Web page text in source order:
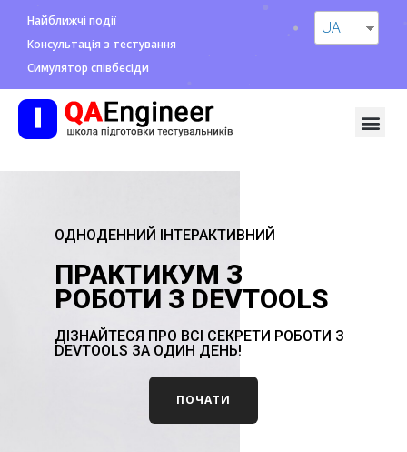
Найближчі події
Консультація з тестування
Симулятор співбесіди
UA
ОДНОДЕННИЙ ІНТЕРАКТИВНИЙ
ПРАКТИКУМ З
РОБОТИ З DEVTOOLS
ДІЗНАЙТЕСЯ ПРО ВСІ СЕКРЕТИ РОБОТИ З
DEVTOOLS ЗА ОДИН ДЕНЬ!
ПОЧАТИ